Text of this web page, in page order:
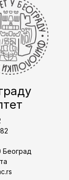
Београд